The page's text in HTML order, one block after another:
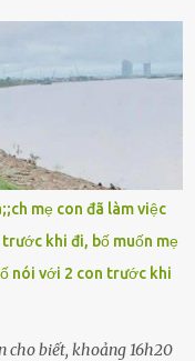
mang theo! Giữa con
vẫy tay xin đi nhờ. –
cháu đi nhờ với! – Cô ơi,
thì lắc đầu. Người
Tôi gào lên giữa đường
phút nữa. Trong đầu
xe vào vệ đường,
và chạy . Chạy miết.
mẹ con đã làm việc
trước khi đi, bố muốn mẹ
nói với 2 con trước khi
cho biết, khoảng 16h20